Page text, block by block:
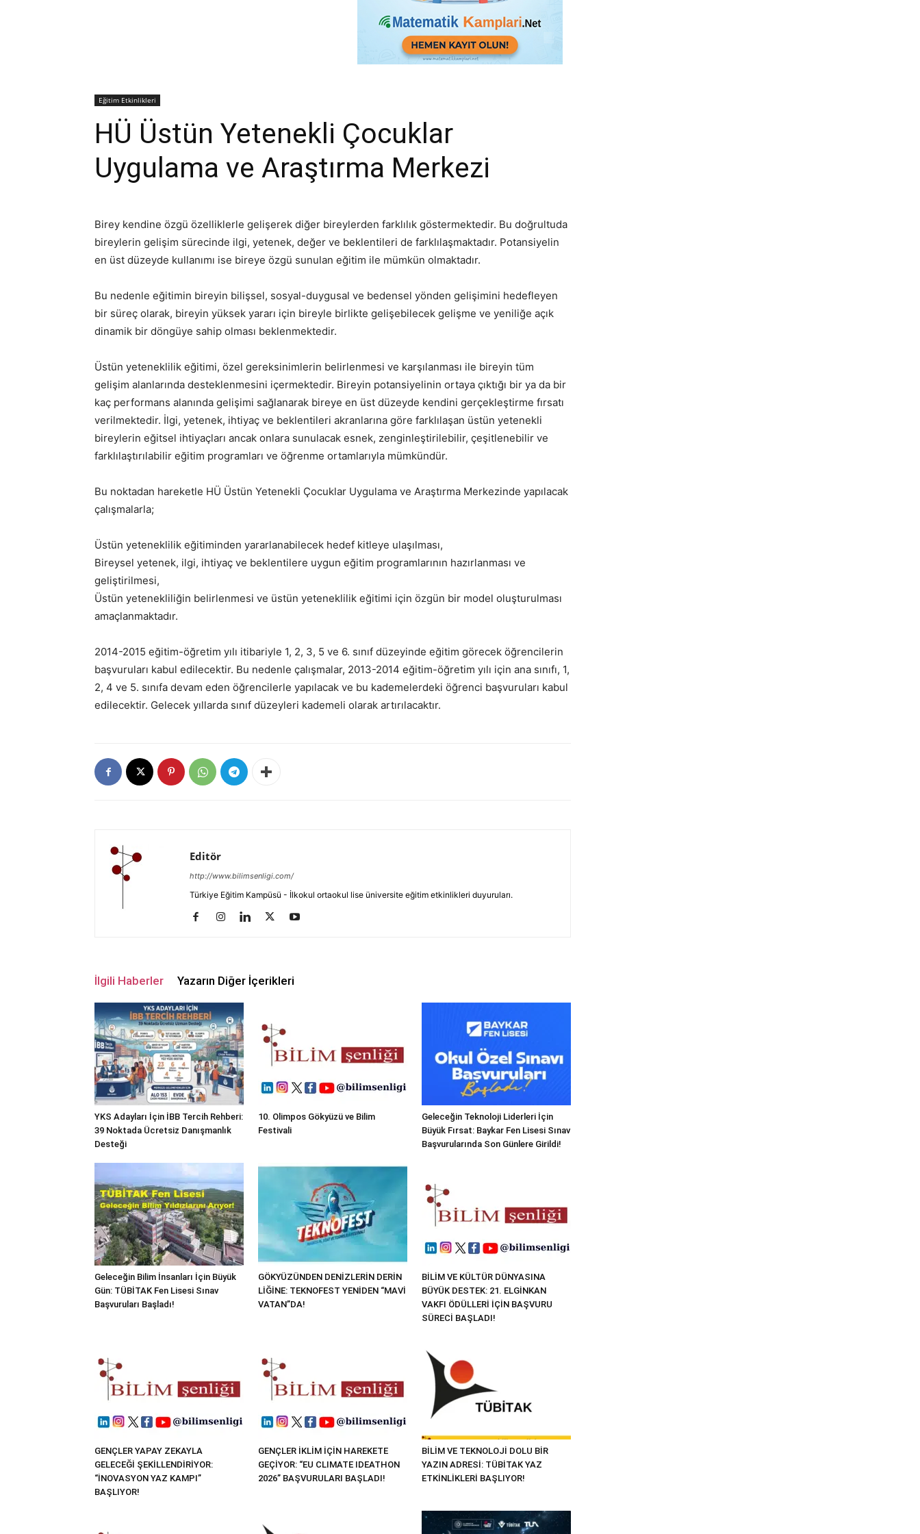
Eğitim Etkinlikleri
HÜ Üstün Yetenekli Çocuklar
Uygulama ve Araştırma Merkezi
Birey kendine özgü özelliklerle gelişerek diğer bireylerden farklılık göstermektedir. Bu doğrultuda
bireylerin gelişim sürecinde ilgi, yetenek, değer ve beklentileri de farklılaşmaktadır. Potansiyelin
en üst düzeyde kullanımı ise bireye özgü sunulan eğitim ile mümkün olmaktadır.
Bu nedenle eğitimin bireyin bilişsel, sosyal-duygusal ve bedensel yönden gelişimini hedefleyen
bir süreç olarak, bireyin yüksek yararı için bireyle birlikte gelişebilecek gelişme ve yeniliğe açık
dinamik bir döngüye sahip olması beklenmektedir.
Üstün yeteneklilik eğitimi, özel gereksinimlerin belirlenmesi ve karşılanması ile bireyin tüm
gelişim alanlarında desteklenmesini içermektedir. Bireyin potansiyelinin ortaya çıktığı bir ya da bir
kaç performans alanında gelişimi sağlanarak bireye en üst düzeyde kendini gerçekleştirme fırsatı
verilmektedir. İlgi, yetenek, ihtiyaç ve beklentileri akranlarına göre farklılaşan üstün yetenekli
bireylerin eğitsel ihtiyaçları ancak onlara sunulacak esnek, zenginleştirilebilir, çeşitlenebilir ve
farklılaştırılabilir eğitim programları ve öğrenme ortamlarıyla mümkündür.
Bu noktadan hareketle HÜ Üstün Yetenekli Çocuklar Uygulama ve Araştırma Merkezinde yapılacak
çalışmalarla;
Üstün yeteneklilik eğitiminden yararlanabilecek hedef kitleye ulaşılması,
Bireysel yetenek, ilgi, ihtiyaç ve beklentilere uygun eğitim programlarının hazırlanması ve
geliştirilmesi,
Üstün yetenekliliğin belirlenmesi ve üstün yeteneklilik eğitimi için özgün bir model oluşturulması
amaçlanmaktadır.
2014-2015 eğitim-öğretim yılı itibariyle 1, 2, 3, 5 ve 6. sınıf düzeyinde eğitim görecek öğrencilerin
başvuruları kabul edilecektir. Bu nedenle çalışmalar, 2013-2014 eğitim-öğretim yılı için ana sınıfı, 1,
2, 4 ve 5. sınıfa devam eden öğrencilerle yapılacak ve bu kademelerdeki öğrenci başvuruları kabul
edilecektir. Gelecek yıllarda sınıf düzeyleri kademeli olarak artırılacaktır.
Editör
http://www.bilimsenligi.com/
Türkiye Eğitim Kampüsü - İlkokul ortaokul lise üniversite eğitim etkinlikleri duyuruları.
İlgili Haberler Yazarın Diğer İçerikleri
YKS Adayları İçin İBB Tercih Rehberi:
39 Noktada Ücretsiz Danışmanlık
Desteği
10. Olimpos Gökyüzü ve Bilim
Festivali
Geleceğin Teknoloji Liderleri İçin
Büyük Fırsat: Baykar Fen Lisesi Sınav
Başvurularında Son Günlere Girildi!
Geleceğin Bilim İnsanları İçin Büyük
Gün: TÜBİTAK Fen Lisesi Sınav
Başvuruları Başladı!
GÖKYÜZÜNDEN DENİZLERİN DERİN
LİĞİNE: TEKNOFEST YENİDEN “MAVİ
VATAN”DA!
BİLİM VE KÜLTÜR DÜNYASINA
BÜYÜK DESTEK: 21. ELGİNKAN
VAKFI ÖDÜLLERİ İÇİN BAŞVURU
SÜRECİ BAŞLADI!
GENÇLER YAPAY ZEKAYLA
GELECEĞİ ŞEKİLLENDİRİYOR:
“İNOVASYON YAZ KAMPI”
BAŞLIYOR!
GENÇLER İKLİM İÇİN HAREKETE
GEÇİYOR: “EU CLIMATE IDEATHON
2026” BAŞVURULARI BAŞLADI!
BİLİM VE TEKNOLOJİ DOLU BİR
YAZIN ADRESİ: TÜBİTAK YAZ
ETKİNLİKLERİ BAŞLIYOR!